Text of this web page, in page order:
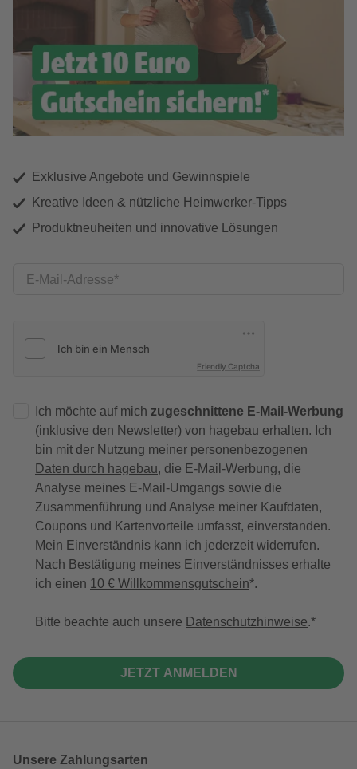
Exklusive Angebote und Gewinnspiele
Kreative Ideen & nützliche Heimwerker-Tipps
Produktneuheiten und innovative Lösungen
E-Mail-Adresse
Friendly Captcha
Ich möchte auf mich zugeschnittene E-Mail-Werbung
(inklusive den Newsletter) von hagebau erhalten. Ich
bin mit der Nutzung meiner personenbezogenen
Daten durch hagebau, die E-Mail-Werbung, die
Analyse meines E-Mail-Umgangs sowie die
Zusammenführung und Analyse meiner Kaufdaten,
Coupons und Kartenvorteile umfasst, einverstanden.
Mein Einverständnis kann ich jederzeit widerrufen.
Nach Bestätigung meines Einverständnisses erhalte
ich einen 10 € Willkommensgutschein*.
Bitte beachte auch unsere Datenschutzhinweise.
JETZT ANMELDEN
Unsere Zahlungsarten